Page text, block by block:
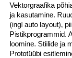
Vektorgraafika
ja kasutamine.
(ingl auto layout),
Pistikprogrammid.
loomine. Stiilide ja
Prototüübi